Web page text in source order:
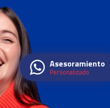
Asesoramiento
Personalizado